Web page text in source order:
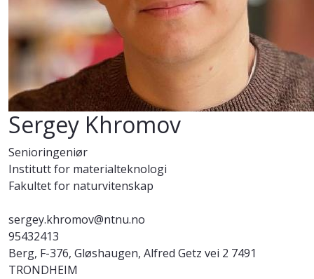
Sergey Khromov
Senioringeniør
Institutt for materialteknologi
Fakultet for naturvitenskap
sergey.khromov@ntnu.no
95432413
Berg, F-376, Gløshaugen, Alfred Getz vei 2 7491
TRONDHEIM